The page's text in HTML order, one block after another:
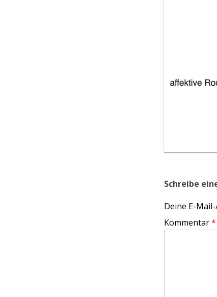
Schreibe
Deine E-
Kommentar*